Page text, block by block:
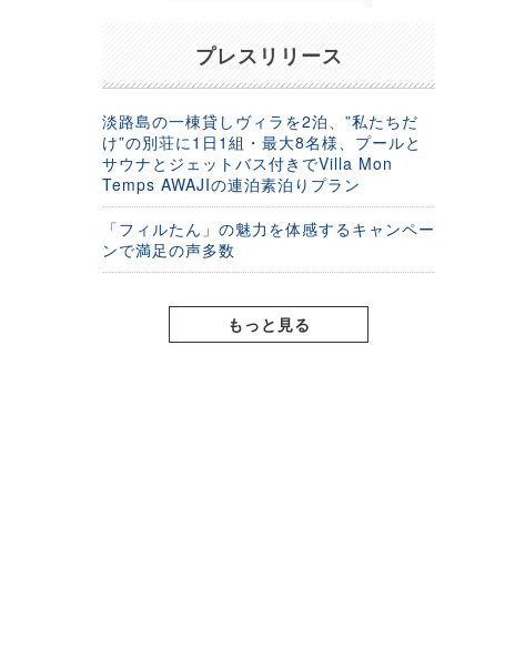
プレスリリース
淡路島の一棟貸しヴィラを2泊、”私たちだ
け”の別荘に1日1組・最大8名様、プールと
サウナとジェットバス付きでVilla Mon
Temps AWAJIの連泊素泊りプラン
「フィルたん」の魅力を体感するキャンペー
ンで満足の声多数
もっと見る